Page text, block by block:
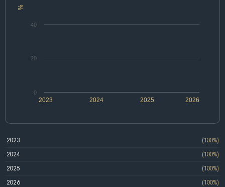
%
2024 2026
2023 2025
0
20
40
2023
(100%)
2024
(100%)
2025
(100%)
2026
(100%)